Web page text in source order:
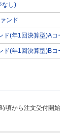
なし)
ンド
ド(年1回決算型)A
ド(年1回決算型)B
頃から注文受付開始